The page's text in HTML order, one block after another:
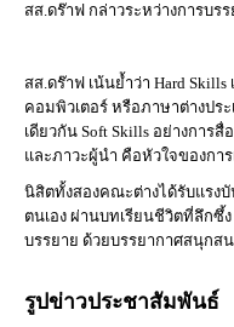
สส.ดร๊าฟ กล่าวระหว่างการบรร
สส.ดร๊าฟ เน้นย้ำว่า Hard
คอมพิวเตอร์ หรือภาษาต่างปร
เดียวกัน Soft Skills อย่างการ
และภาวะผู้นำ คือหัวใจของกา
นิสิตทั้งสองคณะต่างได้รับแรง
ตนเอง ผ่านบทเรียนชีวิตที่ลึกซึ้
บรรยาย ด้วยบรรยากาศสนุกสน
รูปข่าวประชาสัมพันธ์